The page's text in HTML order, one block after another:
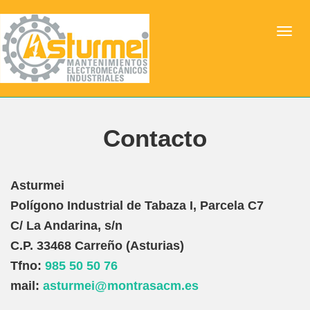
Contacto
Asturmei
Polígono Industrial de Tabaza I, Parcela C7
C/ La Andarina, s/n
C.P. 33468 Carreño (Asturias)
Tfno: 985 50 50 76
mail: asturmei@montrasacm.es